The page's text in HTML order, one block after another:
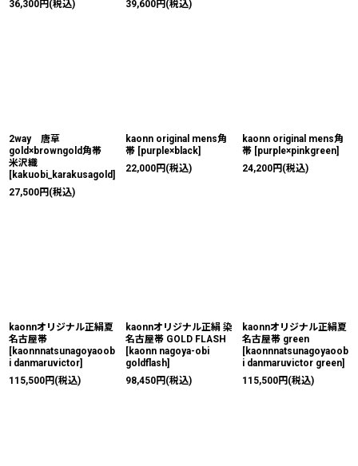
36,300円 (税込)
39,600円 (税込)
2way 唐草
gold×browngold角帯
米沢織
[kakuobi_karakusagold]
27,500円 (税込)
kaonn original mens角
帯 [purple×black]
22,000円 (税込)
kaonn original mens角
帯 [purple×pinkgreen]
24,200円 (税込)
kaonnオリジナル正絹夏
名古屋帯
[kaonnnatsunagoyaoob
i danmaruvictor]
115,500円 (税込)
kaonnオリジナル正絹 染
名古屋帯 GOLD FLASH
[kaonn nagoya-obi
goldflash]
98,450円 (税込)
kaonnオリジナル正絹夏
名古屋帯 green
[kaonnnatsunagoyaoob
i danmaruvictor green]
115,500円 (税込)